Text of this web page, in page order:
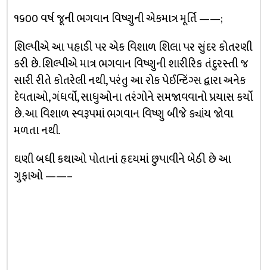
૧૬૦૦ વર્ષ જૂની ભગવાન વિષ્ણુની એકમાત્ર મૂર્તિ ——;
શિલ્પીએ આ પહાડી પર એક વિશાળ શિલા પર સુંદર કોતરણી
કરી છે. શિલ્પીએ માત્ર ભગવાન વિષ્ણુની શારીરિક તંદુરસ્તી જ
સારી રીતે કોતરેલી નથી, પરંતુ આ રોક પેઈન્ટિંગ્સ દ્વારા અનેક
દેવતાઓ, ગંધર્વો, સાધુઓના તરંગોને સમજાવવાનો પ્રયાસ કર્યો
છે. આ વિશાળ સ્વરૂપમાં ભગવાન વિષ્ણુ બીજે ક્યાંય જોવા
મળતા નથી.
ઘણી બધી કથાઓ પોતાનાં હૃદયમાં છુપાવીને બેઠી છે આ
ગુફાઓ ——–